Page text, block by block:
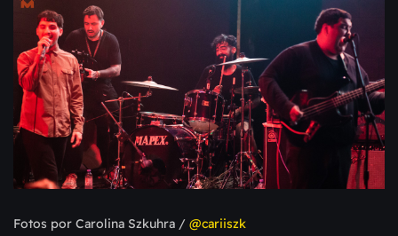
Fotos por Carolina Szkuhra / @cariiszk